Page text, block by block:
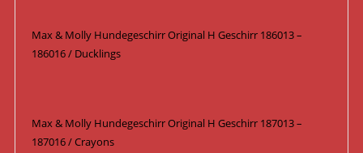
Max & Molly Hundegeschirr Original H Geschirr 186013 –
186016 / Ducklings
Max & Molly Hundegeschirr Original H Geschirr 187013 –
187016 / Crayons